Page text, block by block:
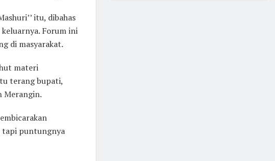
itu, dibahas
Forum ini
di masyarakat.
materi
terang bupati,
Merangin.
tapi puntungnya